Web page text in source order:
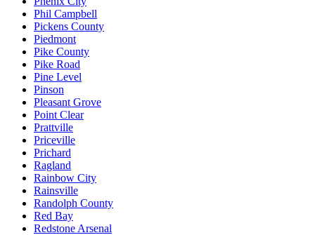
Phil Campbell
Pickens County
Piedmont
Pike County
Pike Road
Pine Level
Pinson
Pleasant Grove
Point Clear
Prattville
Priceville
Prichard
Ragland
Rainbow City
Rainsville
Randolph County
Red Bay
Redstone Arsenal